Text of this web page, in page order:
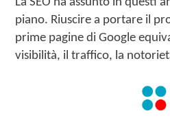
piano. Riuscire a portare il
prime pagine di Google
visibilità, il traffico, la